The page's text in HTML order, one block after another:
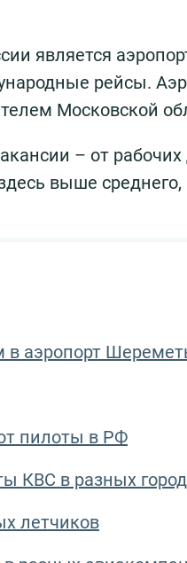
является
рейсы.
Московской
– от
выше
аэропорт
пилоты в РФ
КВС в разных
летчиков